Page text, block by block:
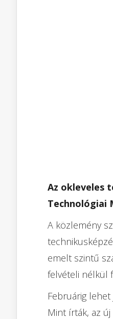
Az okleveles
Technológiai
A közlemény
emelt szintű
felvételi nélkül
Februárig
Mint írták, az